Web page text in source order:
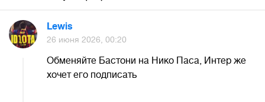
Lewis
26 июня 2026, 00:20
Обменяйте Бастони на Нико Паса, Интер же
хочет его подписать